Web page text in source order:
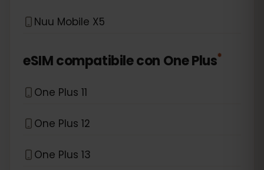
Nuu Mobile X5
eSIM compatibile con One Plus*
One Plus 11
One Plus 12
One Plus 13